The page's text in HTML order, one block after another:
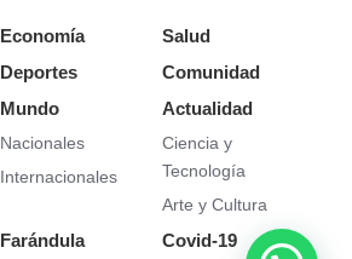
Economía
Salud
Deportes
Comunidad
Mundo
Nacionales
Internacionales
Actualidad
Ciencia y
Tecnología
Arte y Cultura
Farándula Covid-19